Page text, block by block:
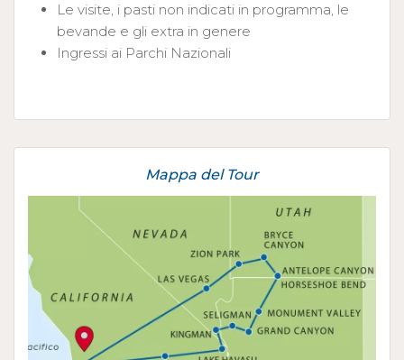
Le visite, i pasti non indicati in programma, le
bevande e gli extra in genere
Ingressi ai Parchi Nazionali
Mappa del Tour